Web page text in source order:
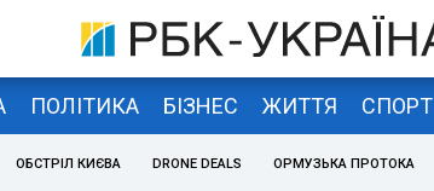
ПОЛІТИКА БІЗНЕС ЖИТТЯ СПОРТ
ОБСТРІЛ КИЄВА DRONE DEALS ОРМУЗЬКА ПРОТОКА